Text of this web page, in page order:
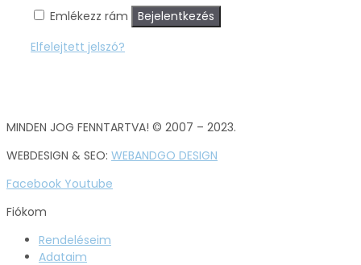
Emlékezz rám
Bejelentkezés
Elfelejtett jelszó?
MINDEN JOG FENNTARTVA! © 2007 – 2023.
WEBDESIGN & SEO: WEBANDGO DESIGN
Facebook Youtube
Fiókom
Rendeléseim
Adataim